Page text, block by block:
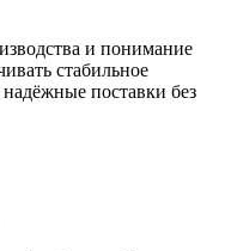
и понимание
стабильное
поставки без